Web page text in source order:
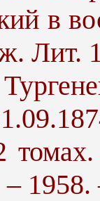
в
Лит.